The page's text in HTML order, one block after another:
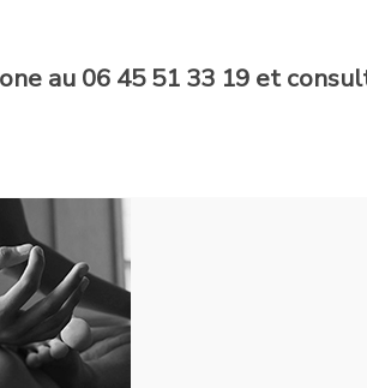
au 06 45 51 33 19 et